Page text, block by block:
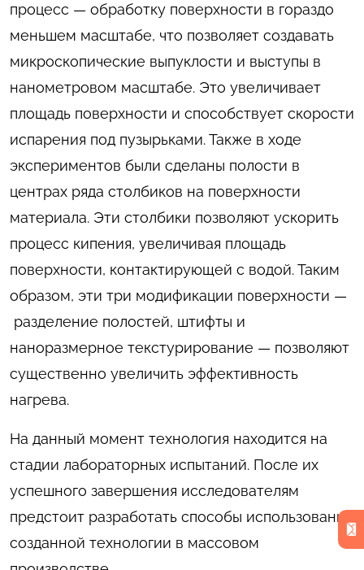
процесс — обработку поверхности в гораздо
меньшем масштабе, что позволяет создавать
микроскопические выпуклости и выступы в
нанометровом масштабе. Это увеличивает
площадь поверхности и способствует скорости
испарения под пузырьками. Также в ходе
экспериментов были сделаны полости в
центрах ряда столбиков на поверхности
материала. Эти столбики позволяют ускорить
процесс кипения, увеличивая площадь
поверхности, контактирующей с водой. Таким
образом, эти три модификации поверхности —
разделение полостей, штифты и
наноразмерное текстурирование — позволяют
существенно увеличить эффективность
нагрева.
На данный момент технология находится на
стадии лабораторных испытаний. После их
успешного завершения исследователям
предстоит разработать способы использования
созданной технологии в массовом